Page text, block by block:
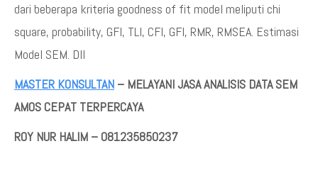
dari beberapa kriteria goodness of fit model meliputi chi
square, probability, GFI, TLI, CFI, GFI, RMR, RMSEA. Estimasi
Model SEM. Dll
MASTER KONSULTAN – MELAYANI JASA ANALISIS DATA SEM
AMOS CEPAT TERPERCAYA
ROY NUR HALIM – 081235850237